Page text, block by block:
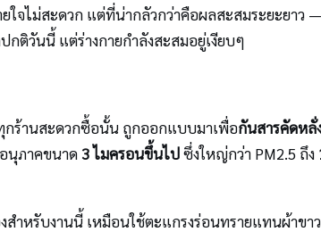
จไม่สะดวก แต่ที่น่ากลัวกว่าคือผลสะสมระยะยาว
ติวันนี้ แต่ร่างกายกำลังสะสมอยู่เงียบๆ
ร้านสะดวกซื้อนั้น ถูกออกแบบมาเพื่อกันสารคัดหลั่
อนุภาคขนาด 3 ไมครอนขึ้นไปซึ่งใหญ่กว่า PM2.5 ถึง
ำหรับงานนี้ เหมือนใช้ตะแกรงร่อนทรายแทนผ้าขา